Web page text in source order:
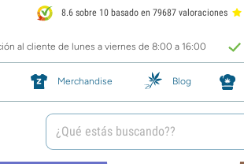
8.6 sobre 10 basado en 79687 valoraciones
al cliente de lunes a viernes de 8:00 a 16:00
Merchandise Blog